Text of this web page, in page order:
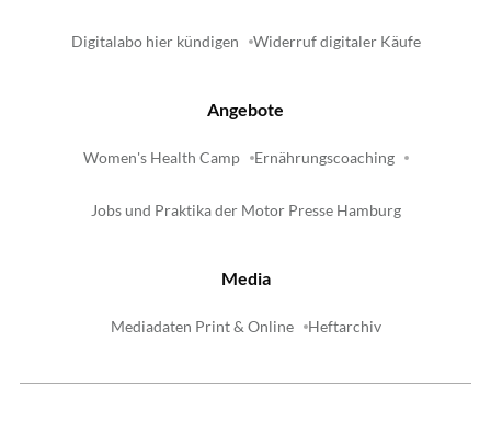
Digitalabo hier kündigen Widerruf digitaler Käufe
Angebote
Women's Health Camp Ernährungscoaching
Jobs und Praktika der Motor Presse Hamburg
Media
Mediadaten Print & Online Heftarchiv